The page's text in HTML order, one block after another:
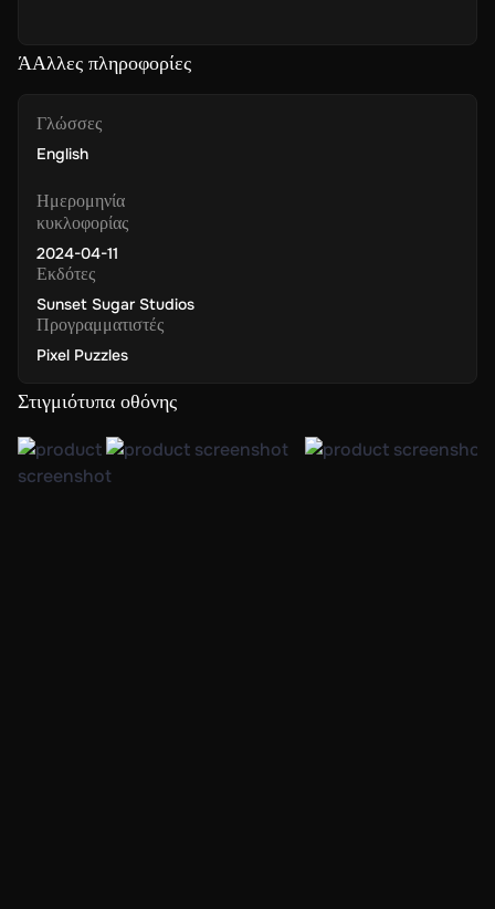
ΆΑλλες πληροφορίες
Ημερομηνία
κυκλοφορίας
2024-04-11
Εκδότες
Sunset Sugar Studios
Προγραμματιστές
Pixel Puzzles
Γλώσσες
English
Στιγμιότυπα οθόνης